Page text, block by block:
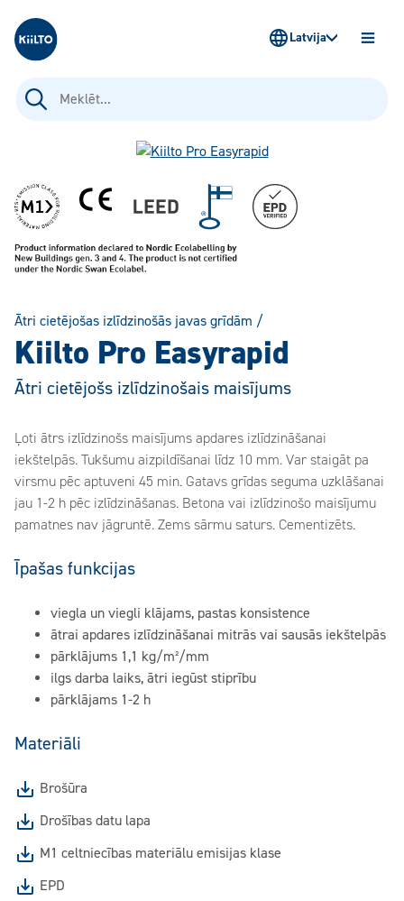
Kiilto Latvija
Meklēt:
Latvija
Ātri cietējošas izlīdzinošās javas grīdām /
Kiilto Pro Easyrapid
Ātri cietējošs izlīdzinošais maisījums
Ļoti ātrs izlīdzinošs maisījums apdares izlīdzināšanai
iekštelpās. Tukšumu aizpildīšanai līdz 10 mm. Var staigāt pa
virsmu pēc aptuveni 45 min. Gatavs grīdas seguma uzklāšanai
jau 1-2 h pēc izlīdzināšanas. Betona vai izlīdzinošo maisījumu
pamatnes nav jāgruntē. Zems sārmu saturs. Cementizēts.
Īpašas funkcijas
viegla un viegli klājams, pastas konsistence
ātrai apdares izlīdzināšanai mitrās vai sausās iekštelpās
pārklājums 1,1 kg/m²/mm
ilgs darba laiks, ātri iegūst stiprību
pārklājams 1-2 h
Materiāli
Brošūra
Drošības datu lapa
M1 celtniecības materiālu emisijas klase
EPD